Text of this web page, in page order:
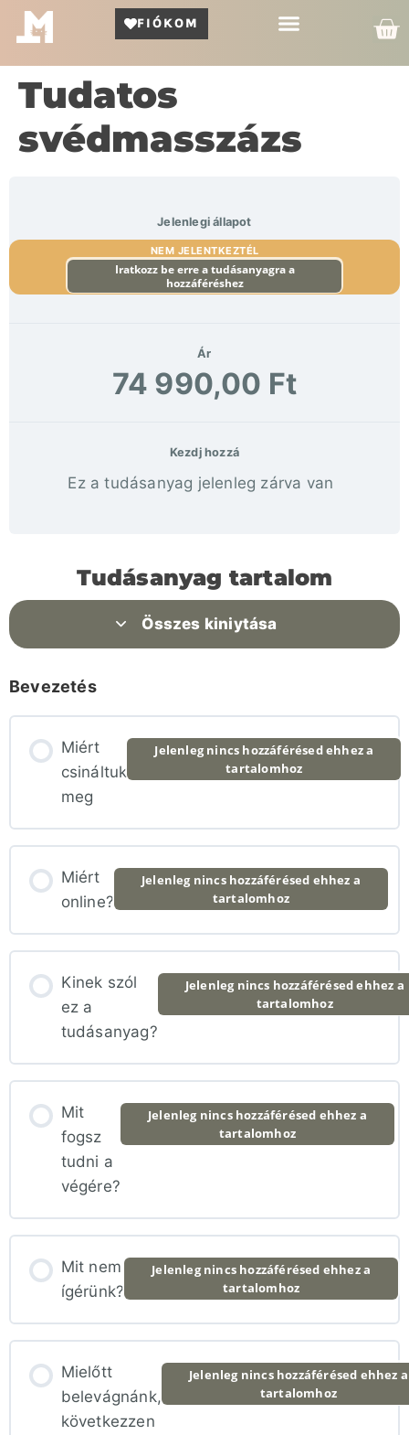
FIÓKOM
Tudatos
svédmasszázs
Jelenlegi állapot
NEM JELENTKEZTÉL
Iratkozz be erre a tudásanyagra a
hozzáféréshez
Ár
74 990,00 Ft
Kezdj hozzá
Ez a tudásanyag jelenleg zárva van
Tudásanyag tartalom
Összes kiniytása
Bevezetés
Miért
csináltuk
meg
Jelenleg nincs hozzáférésed ehhez a
tartalomhoz
Miért
online?
Jelenleg nincs hozzáférésed ehhez a
tartalomhoz
Kinek szól
ez a
tudásanyag?
Jelenleg nincs hozzáférésed ehhez a
tartalomhoz
Mit
fogsz
tudni a
végére?
Jelenleg nincs hozzáférésed ehhez a
tartalomhoz
Mit nem
ígérünk?
Jelenleg nincs hozzáférésed ehhez a
tartalomhoz
Mielőtt
belevágnánk,
következzen
Jelenleg nincs hozzáférésed ehhez a
tartalomhoz